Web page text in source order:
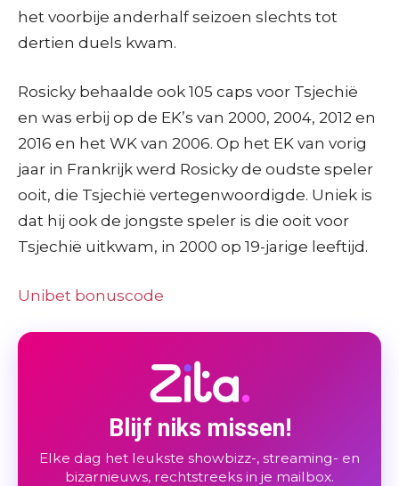
het voorbije anderhalf seizoen slechts tot
dertien duels kwam.
Rosicky behaalde ook 105 caps voor Tsjechië
en was erbij op de EK’s van 2000, 2004, 2012 en
2016 en het WK van 2006. Op het EK van vorig
jaar in Frankrijk werd Rosicky de oudste speler
ooit, die Tsjechië vertegenwoordigde. Uniek is
dat hij ook de jongste speler is die ooit voor
Tsjechië uitkwam, in 2000 op 19-jarige leeftijd.
Unibet bonuscode
Blijf niks missen!
Elke dag het leukste showbizz-, streaming- en
bizarnieuws, rechtstreeks in je mailbox.